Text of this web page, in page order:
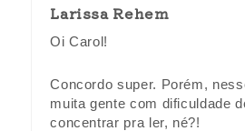
Larissa Rehem
Oi Carol!
Concordo super. Porém,
muita gente com dificuldade
concentrar pra ler, né?!